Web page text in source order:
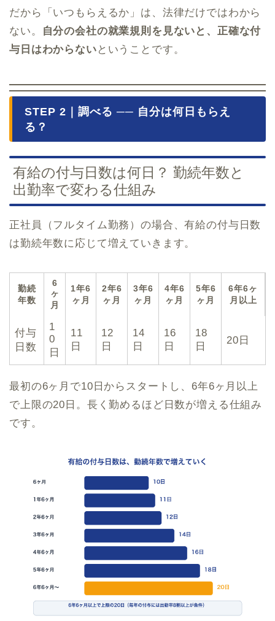
だから「いつもらえるか」は、法律だけではわから
ない。
自分の会社の就業規則を見ないと、正確な付
与日はわからない ということです。
STEP 2｜調べる ── 自分は何日もらえ
る？
有給の付与日数は何日？ 勤続年数と
出勤率で変わる仕組み
正社員（フルタイム勤務）の場合、有給の付与日数
は勤続年数に応じて増えていきます。
勤続
年数
6
ヶ
月
1年6
ヶ月
2年6
ヶ月
3年6
ヶ月
4年6
ヶ月
5年6
ヶ月
6年6ヶ
月以上
付与
日数
1
0
日
11
日
12
日
14
日
16
日
18
日
20日
最初の6ヶ月で10日からスタートし、6年6ヶ月以上
で上限の20日。長く勤めるほど日数が増える仕組み
です。